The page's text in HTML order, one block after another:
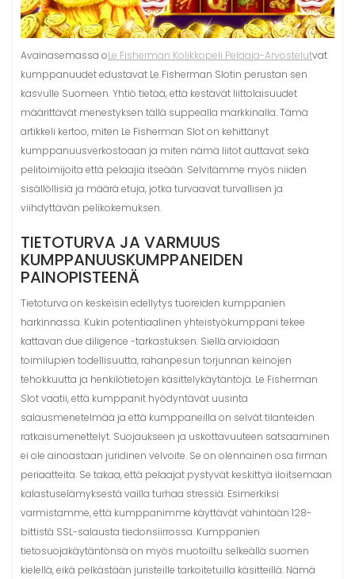
Avainasemassa oLe Fisherman Kolikkopeli Pelaaja-Arvostelutvat
kumppanuudet edustavat Le Fisherman Slotin perustan sen
kasvulle Suomeen. Yhtiö tietää, että kestävät liittolaisuudet
määrittävät menestyksen tällä suppealla markkinalla. Tämä
artikkeli kertoo, miten Le Fisherman Slot on kehittänyt
kumppanuusverkostoaan ja miten nämä liitot auttavat sekä
pelitoimijoita että pelaajia itseään. Selvitämme myös niiden
sisällöllisiä ja määrä etuja, jotka turvaavat turvallisen ja
viihdyttävän pelikokemuksen.
TIETOTURVA JA VARMUUS
KUMPPANUUSKUMPPANEIDEN
PAINOPISTEENÄ
Tietoturva on keskeisin edellytys tuoreiden kumppanien
harkinnassa. Kukin potentiaalinen yhteistyökumppani tekee
kattavan due diligence -tarkastuksen. Siellä arvioidaan
toimilupien todellisuutta, rahanpesun torjunnan keinojen
tehokkuutta ja henkilötietojen käsittelykäytäntöjä. Le Fisherman
Slot vaatii, että kumppanit hyödyntävät uusinta
salausmenetelmää ja että kumppaneilla on selvät tilanteiden
ratkaisumenettelyt. Suojaukseen ja uskottavuuteen satsaaminen
ei ole ainoastaan juridinen velvoite. Se on olennainen osa firman
periaatteita. Se takaa, että pelaajat pystyvät keskittyä iloitsemaan
kalastuselämyksestä vailla turhaa stressiä. Esimerkiksi
varmistamme, että kumppanimme käyttävät vähintään 128-
bittistä SSL-salausta tiedonsiirrossa. Kumppanien
tietosuojakäytäntönsä on myös muotoiltu selkeällä suomen
kielellä, eikä pelkästään juristeille tarkoitetuilla käsitteillä. Nämä